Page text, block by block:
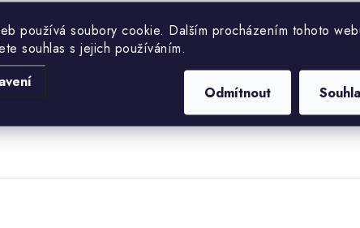
používá soubory cookie. Dalším procházením tohoto
souhlas s jejich používáním.
Odmítnout